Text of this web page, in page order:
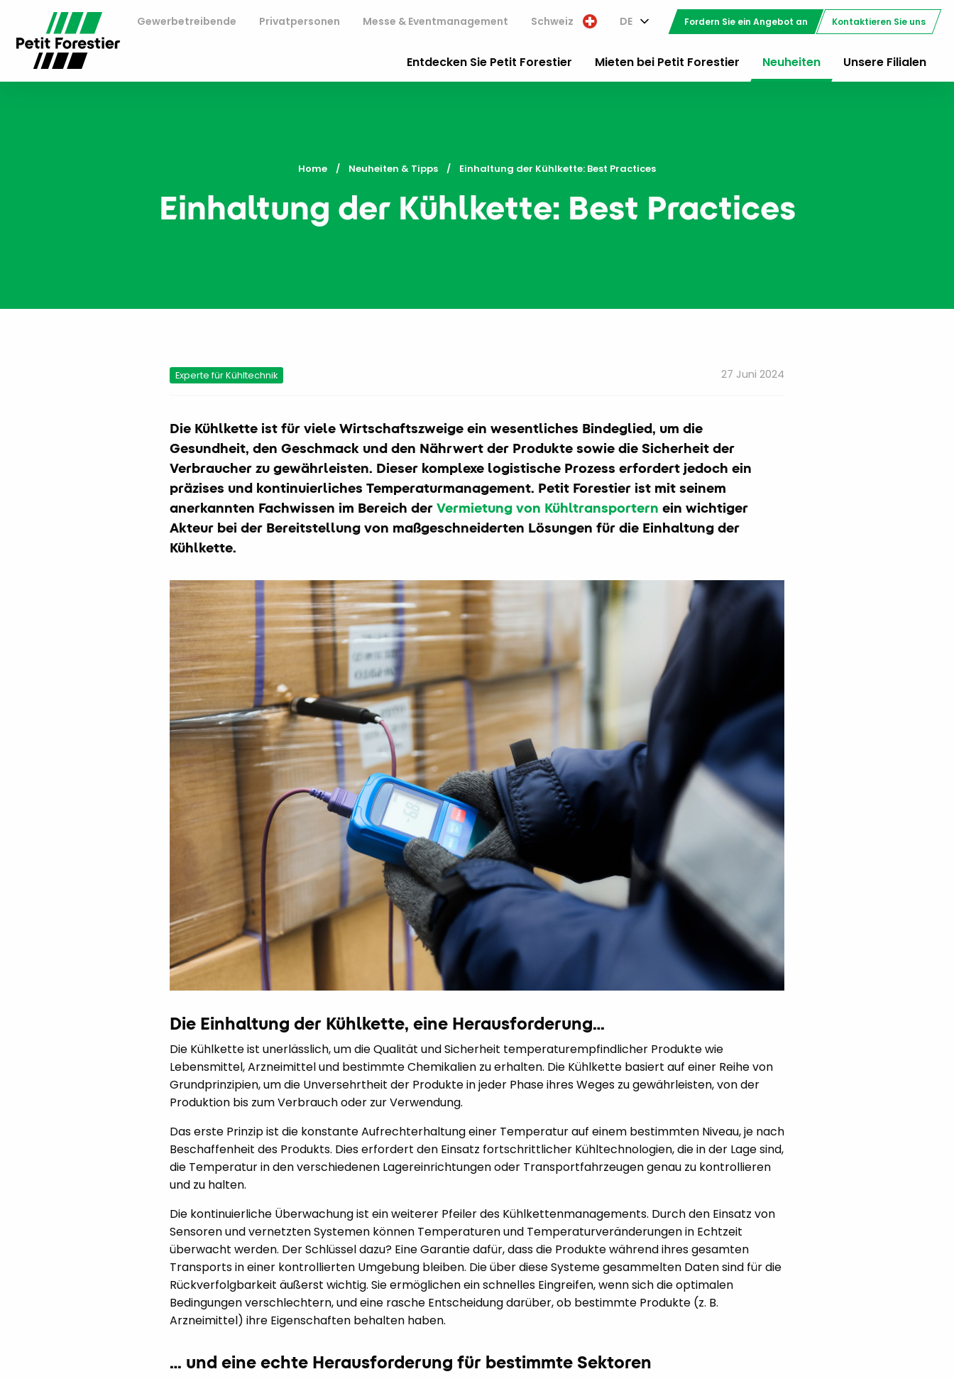
Gewerbetreibende Privatpersonen Messe & Eventmanagement Schweiz DE Fordern Sie ein Angebot an Kontaktieren Sie uns
Entdecken Sie Petit Forestier Mieten bei Petit Forestier Neuheiten Unsere Filialen
Home Neuheiten & Tipps Current:
Einhaltung der Kühlkette: Best Practices
Einhaltung der Kühlkette: Best Practices
Experte für Kühltechnik 27 Juni 2024
Die Kühlkette ist für viele Wirtschaftszweige ein wesentliches Bindeglied, um die
Gesundheit, den Geschmack und den Nährwert der Produkte sowie die Sicherheit der
Verbraucher zu gewährleisten. Dieser komplexe logistische Prozess erfordert jedoch ein
präzises und kontinuierliches Temperaturmanagement. Petit Forestier ist mit seinem
anerkannten Fachwissen im Bereich derVermietung von Kühltransportern ein wichtiger
Akteur bei der Bereitstellung von maßgeschneiderten Lösungen für die Einhaltung der
Kühlkette.
Die Einhaltung der Kühlkette, eine Herausforderung…
Die Kühlkette ist unerlässlich, um die Qualität und Sicherheit temperaturempfindlicher Produkte wie
Lebensmittel, Arzneimittel und bestimmte Chemikalien zu erhalten. Die Kühlkette basiert auf einer Reihe von
Grundprinzipien, um die Unversehrtheit der Produkte in jeder Phase ihres Weges zu gewährleisten, von der
Produktion bis zum Verbrauch oder zur Verwendung.
Das erste Prinzip ist die konstante Aufrechterhaltung einer Temperatur auf einem bestimmten Niveau, je nach
Beschaffenheit des Produkts. Dies erfordert den Einsatz fortschrittlicher Kühltechnologien, die in der Lage sind,
die Temperatur in den verschiedenen Lagereinrichtungen oder Transportfahrzeugen genau zu kontrollieren
und zu halten.
Die kontinuierliche Überwachung ist ein weiterer Pfeiler des Kühlkettenmanagements. Durch den Einsatz von
Sensoren und vernetzten Systemen können Temperaturen und Temperaturveränderungen in Echtzeit
überwacht werden. Der Schlüssel dazu? Eine Garantie dafür, dass die Produkte während ihres gesamten
Transports in einer kontrollierten Umgebung bleiben. Die über diese Systeme gesammelten Daten sind für die
Rückverfolgbarkeit äußerst wichtig. Sie ermöglichen ein schnelles Eingreifen, wenn sich die optimalen
Bedingungen verschlechtern, und eine rasche Entscheidung darüber, ob bestimmte Produkte (z. B.
Arzneimittel) ihre Eigenschaften behalten haben.
… und eine echte Herausforderung für bestimmte Sektoren